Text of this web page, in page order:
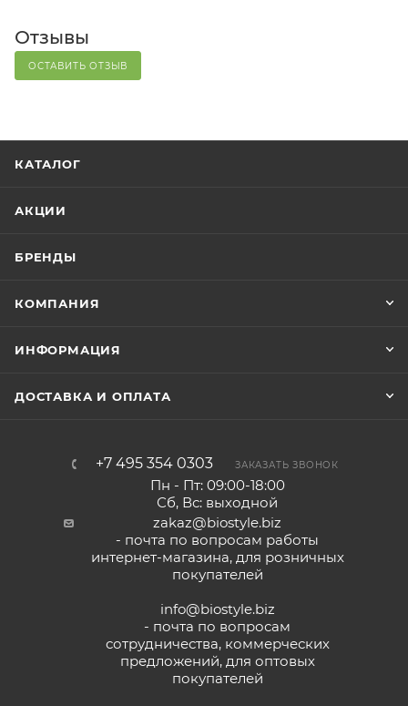
Отзывы
ОСТАВИТЬ ОТЗЫВ
КАТАЛОГ
АКЦИИ
БРЕНДЫ
КОМПАНИЯ
ИНФОРМАЦИЯ
ДОСТАВКА И ОПЛАТА
+7 495 354 0303 ЗАКАЗАТЬ ЗВОНОК
Пн - Пт: 09:00-18:00
Сб, Вс: выходной
zakaz@biostyle.biz
- почта по вопросам работы
интернет-магазина, для розничных
покупателей
info@biostyle.biz
- почта по вопросам
сотрудничества, коммерческих
предложений, для оптовых
покупателей